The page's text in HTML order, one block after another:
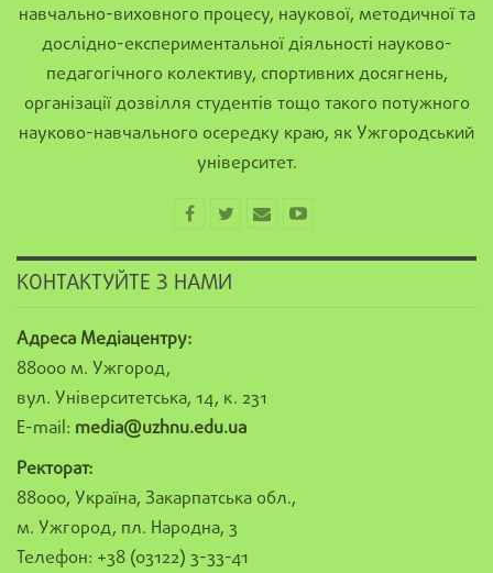
навчально-виховного процесу, наукової, методичної та
дослідно-експериментальної діяльності науково-
педагогічного колективу, спортивних досягнень,
організації дозвілля студентів тощо такого потужного
науково-навчального осередку краю, як Ужгородський
університет.
КОНТАКТУЙТЕ З НАМИ
Адреса Медіацентру:
88000 м. Ужгород,
вул. Університетська, 14, к. 231
E-mail: media@uzhnu.edu.ua
Ректорат:
88000, Україна, Закарпатська обл.,
м. Ужгород, пл. Народна, 3
Телефон: +38 (03122) 3-33-41